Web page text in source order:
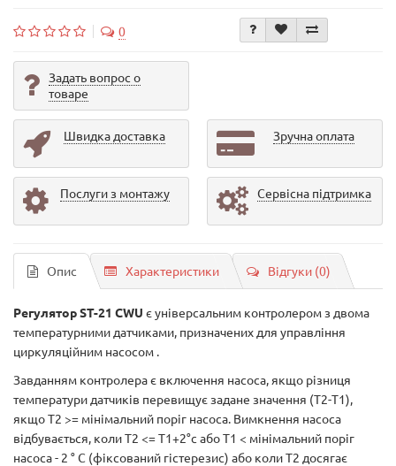
0
Задать вопрос о
товаре
Швидка доставка Зручна оплата
Послуги з монтажу Сервісна підтримка
Опис Характеристики Відгуки (0)
Регулятор ST-21 CWU є універсальним контролером з двома
температурними датчиками, призначених для управління
циркуляційним насосом .
Завданням контролера є включення насоса, якщо різниця
температури датчиків перевищує задане значення (Т2-Т1),
якщо T2 >= мінімальний поріг насоса. Вимкнення насоса
відбувається, коли Т2 <= T1+2°с або T1 < мінімальний поріг
насоса - 2 ° C (фіксований гістерезис) або коли T2 досягає